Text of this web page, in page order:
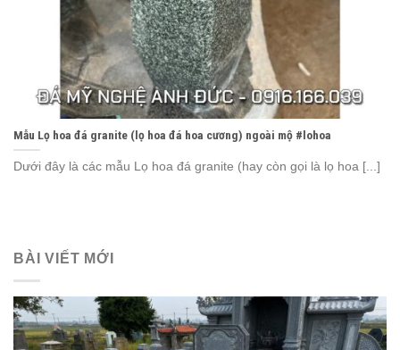
Mẫu Lọ hoa đá granite (lọ hoa đá hoa cương) ngoài mộ #lohoa
Dưới đây là các mẫu Lọ hoa đá granite (hay còn gọi là lọ hoa [...]
BÀI VIẾT MỚI